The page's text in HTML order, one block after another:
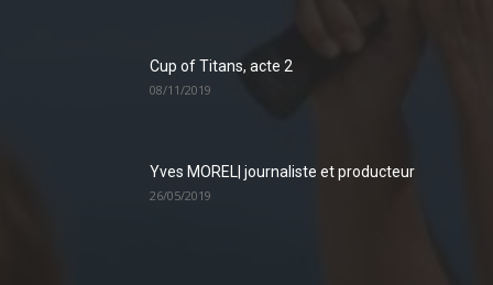
Cup of Titans, acte 2
08/11/2019
Yves MOREL| journaliste et producteur
26/05/2019